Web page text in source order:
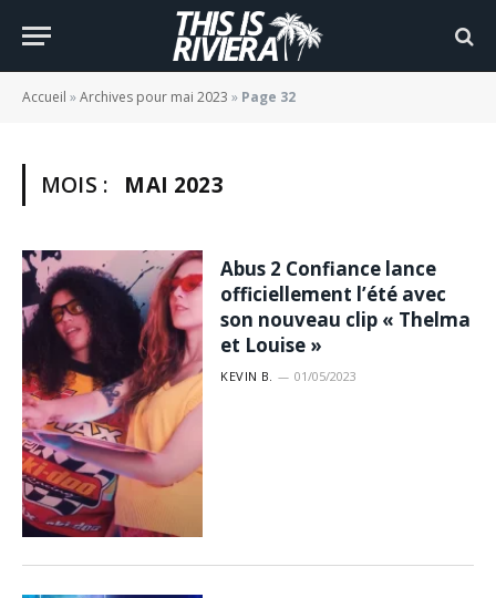
Accueil »Archives pour mai 2023 » Page 32
MOIS : MAI 2023
Abus 2 Confiance lance
officiellement l’été avec
son nouveau clip « Thelma
et Louise »
KEVIN B. 01/05/2023